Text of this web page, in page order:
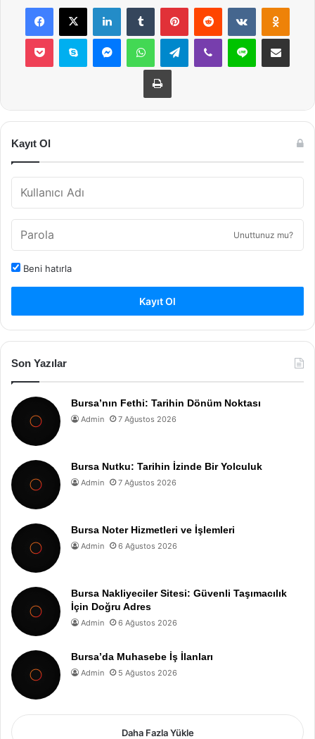
Facebook
X LinkedInTumblr PinterestReddit VKontakte
Pocket Skype MessengerWhatsAppTelegramViber Line E-Posta ile
Yazdır
Kayıt Ol
Unuttunuz mu?
Beni hatırla
Kayıt Ol
Son Yazılar
Bursa’nın Fethi: Tarihin Dönüm Noktası
Admin 7 Ağustos 2026
Bursa Nutku: Tarihin İzinde Bir Yolculuk
Admin 7 Ağustos 2026
Bursa Noter Hizmetleri ve İşlemleri
Admin 6 Ağustos 2026
Bursa Nakliyeciler Sitesi: Güvenli Taşımacılık
İçin Doğru Adres
Admin 6 Ağustos 2026
Bursa’da Muhasebe İş İlanları
Admin 5 Ağustos 2026
Daha Fazla Yükle